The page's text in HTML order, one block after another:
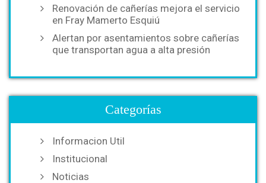
Renovación de cañerías mejora el servicio
en Fray Mamerto Esquiú
Alertan por asentamientos sobre cañerías
que transportan agua a alta presión
Categorías
Informacion Util
Institucional
Noticias